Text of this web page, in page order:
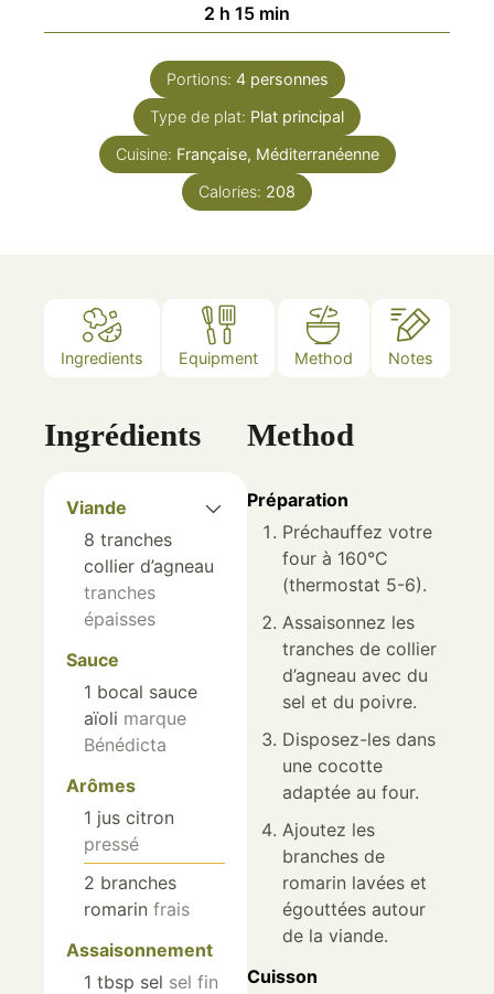
2 heures
h 15minutes
min
Portions: 4 personnes
Type de plat: Plat principal
Cuisine: Française, Méditerranéenne
Calories: 208
Ingredients Equipment Method Notes
Ingrédients
Viande
8 tranches
collier d’agneau
tranches
épaisses
Sauce
1 bocal sauce
aïoli marque
Bénédicta
Arômes
1 jus citron
pressé
2 branches
romarin frais
Assaisonnement
1 tbsp sel sel fin
Method
Préparation
Préchauffez votre
four à 160°C
(thermostat 5-6).
Assaisonnez les
tranches de collier
d’agneau avec du
sel et du poivre.
Disposez-les dans
une cocotte
adaptée au four.
Ajoutez les
branches de
romarin lavées et
égouttées autour
de la viande.
Cuisson